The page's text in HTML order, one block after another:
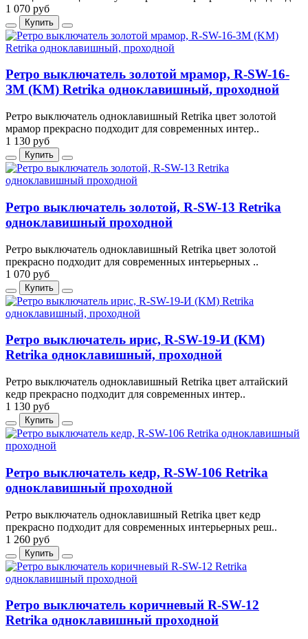
1 070 руб
Купить
Ретро выключатель золотой мрамор, R-SW-16-
ЗМ (KM) Retrika одноклавишный, проходной
Ретро выключатель одноклавишный Retrika цвет золотой
мрамор прекрасно подходит для современных интер..
1 130 руб
Купить
Ретро выключатель золотой, R-SW-13 Retrika
одноклавишный проходной
Ретро выключатель одноклавишный Retrika цвет золотой
прекрасно подходит для современных интерьерных ..
1 070 руб
Купить
Ретро выключатель ирис, R-SW-19-И (KM)
Retrika одноклавишный, проходной
Ретро выключатель одноклавишный Retrika цвет алтайский
кедр прекрасно подходит для современных интер..
1 130 руб
Купить
Ретро выключатель кедр, R-SW-106 Retrika
одноклавишный проходной
Ретро выключатель одноклавишный Retrika цвет кедр
прекрасно подходит для современных интерьерных реш..
1 260 руб
Купить
Ретро выключатель коричневый R-SW-12
Retrika одноклавишный проходной